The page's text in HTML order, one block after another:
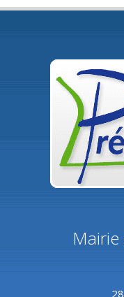
Mairie